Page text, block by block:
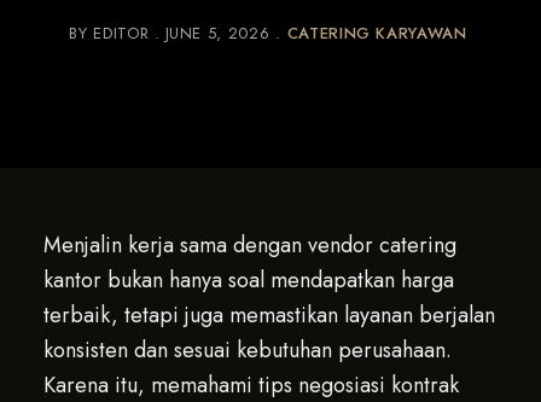
BY EDITOR JUNE 5, 2026 CATERING KARYAWAN
Menjalin kerja sama dengan vendor catering
kantor bukan hanya soal mendapatkan harga
terbaik, tetapi juga memastikan layanan berjalan
konsisten dan sesuai kebutuhan perusahaan.
Karena itu, memahami tips negosiasi kontrak